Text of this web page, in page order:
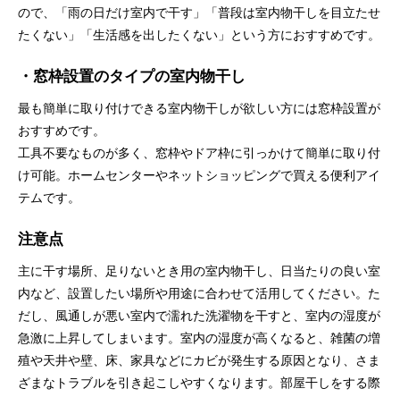
ので、「雨の日だけ室内で干す」「普段は室内物干しを目立たせ
たくない」「生活感を出したくない」という方におすすめです。
・窓枠設置のタイプの室内物干し
最も簡単に取り付けできる室内物干しが欲しい方には窓枠設置が
おすすめです。
工具不要なものが多く、窓枠やドア枠に引っかけて簡単に取り付
け可能。ホームセンターやネットショッピングで買える便利アイ
テムです。
注意点
主に干す場所、足りないとき用の室内物干し、日当たりの良い室
内など、設置したい場所や用途に合わせて活用してください。た
だし、風通しが悪い室内で濡れた洗濯物を干すと、室内の湿度が
急激に上昇してしまいます。室内の湿度が高くなると、雑菌の増
殖や天井や壁、床、家具などにカビが発生する原因となり、さま
ざまなトラブルを引き起こしやすくなります。部屋干しをする際